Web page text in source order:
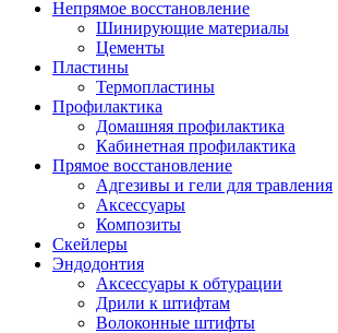
Непрямое восстановление
Шинирующие материалы
Цементы
Пластины
Термопластины
Профилактика
Домашняя профилактика
Кабинетная профилактика
Прямое восстановление
Адгезивы и гели для травления
Аксессуары
Композиты
Скейлеры
Эндодонтия
Аксессуары к обтурации
Дрили к штифтам
Волоконные штифты